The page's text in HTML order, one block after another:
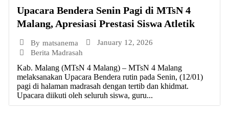
Upacara Bendera Senin Pagi di MTsN 4
Malang, Apresiasi Prestasi Siswa Atletik
By matsanema
January 12, 2026
Berita Madrasah
Kab. Malang (MTsN 4 Malang) – MTsN 4 Malang
melaksanakan Upacara Bendera rutin pada Senin, (12/01)
pagi di halaman madrasah dengan tertib dan khidmat.
Upacara diikuti oleh seluruh siswa, guru...